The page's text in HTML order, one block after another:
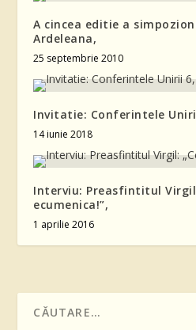
A cincea editie a
Ardeleana,
25 septembrie 2010
Invitatie: Conferintele
14 iunie 2018
Interviu: Preasfintitul
ecumenica!”,
1 aprilie 2016